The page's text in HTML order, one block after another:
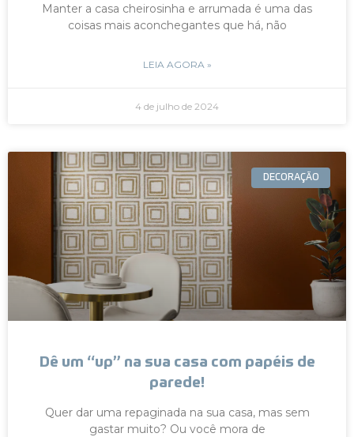
Manter a casa cheirosinha e arrumada é uma das
coisas mais aconchegantes que há, não
LEIA AGORA »
4 de julho de 2024
DECORAÇÃO
Dê um “up” na sua casa com papéis de
parede!
Quer dar uma repaginada na sua casa, mas sem
gastar muito? Ou você mora de